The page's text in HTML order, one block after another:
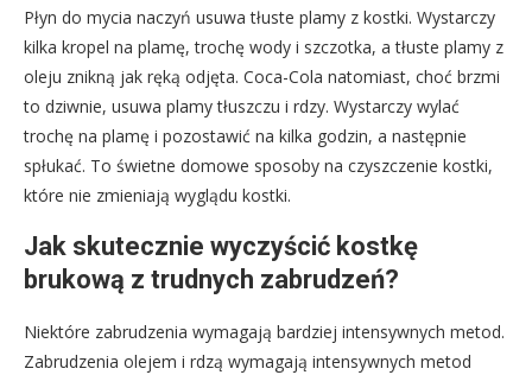
Płyn do mycia naczyń usuwa tłuste plamy z kostki. Wystarczy
kilka kropel na plamę, trochę wody i szczotka, a tłuste plamy z
oleju znikną jak ręką odjęta. Coca-Cola natomiast, choć brzmi
to dziwnie, usuwa plamy tłuszczu i rdzy. Wystarczy wylać
trochę na plamę i pozostawić na kilka godzin, a następnie
spłukać. To świetne domowe sposoby na czyszczenie kostki,
które nie zmieniają wyglądu kostki.
Jak skutecznie wyczyścić kostkę
brukową z trudnych zabrudzeń?
Niektóre zabrudzenia wymagają bardziej intensywnych metod.
Zabrudzenia olejem i rdzą wymagają intensywnych metod